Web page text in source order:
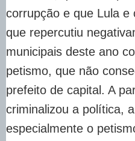
corrupção e que Lula
que repercutiu
municipais deste ano
petismo, que não
prefeito de capital. A
criminalizou a política,
especialmente o